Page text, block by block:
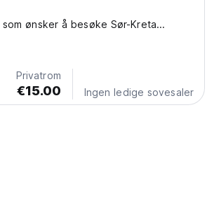
ønsker å besøke Sør-Kreta...
Privatrom
€15.00 Ingen ledige sovesaler